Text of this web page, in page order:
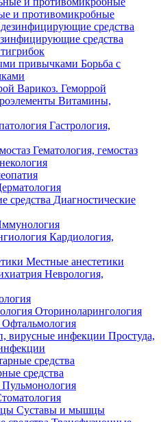
и противомикробные
средства
Борьба с
Варикоз. Геморрой
Витамины,
Гастрология,
Гематология, гемостаз
Диагностические
Кардиология,
Местные анестетики
Неврология,
Оториноларингология
Офтальмология
Простуда,
средства
Пульмонология
Суставы и мышцы